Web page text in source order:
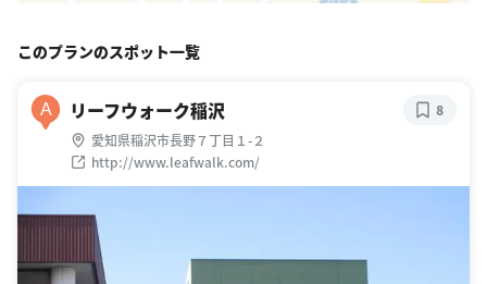
このプランのスポット一覧
A リーフウォーク稲沢
愛知県稲沢市長野７丁目１-２
http://www.leafwalk.com/
8